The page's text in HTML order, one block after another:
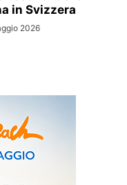
in Svizzera
2026